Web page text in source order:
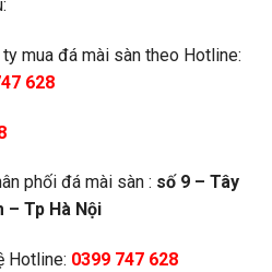
mua đá mài sàn theo Hotline:
628
phối đá mài sàn : số 9 – Tây
– Tp Hà Nội
Hotline: 0399 747 628